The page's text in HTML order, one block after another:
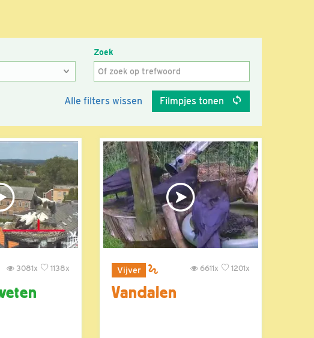
Zoek
Alle filters wissen Filmpjes tonen
1138x
3081x Vijver 1201x
6611x
Vandalen